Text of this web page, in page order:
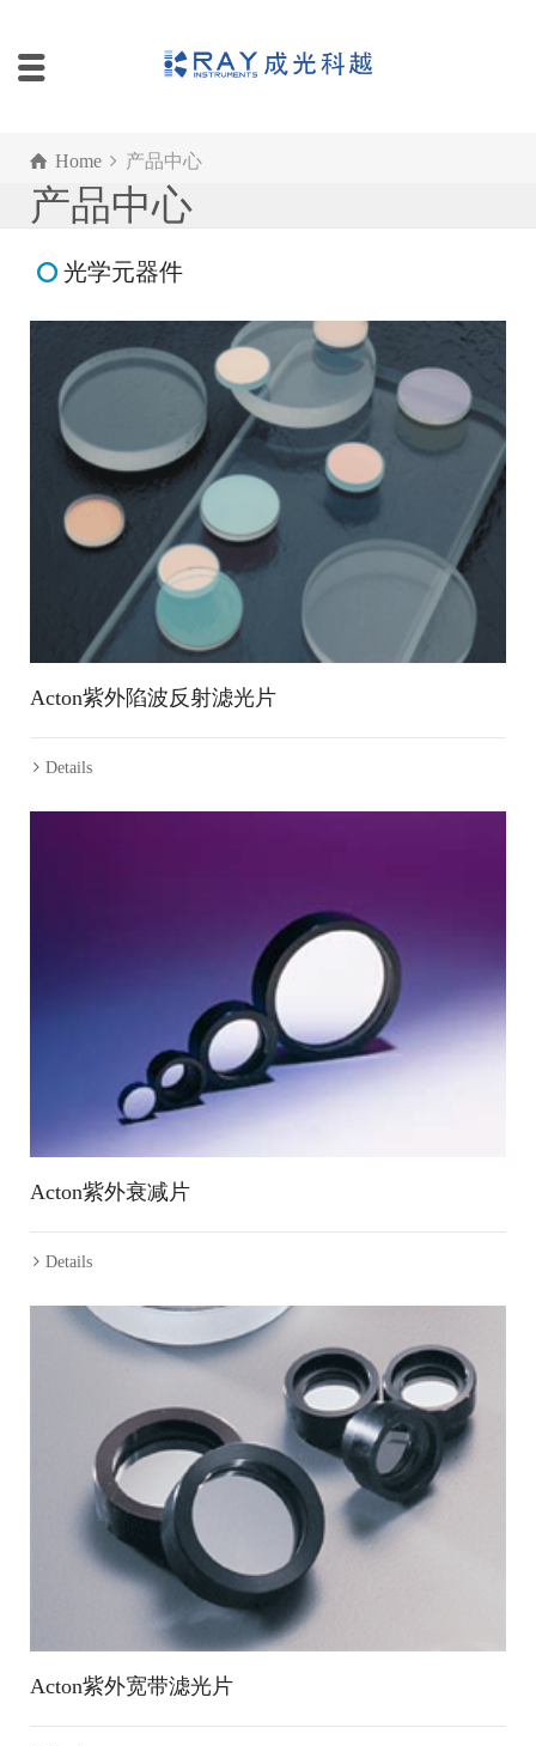
Home 产品中心
产品中心
光学元器件
Acton紫外陷波反射滤光片
Details
Acton紫外衰减片
Details
Acton紫外宽带滤光片